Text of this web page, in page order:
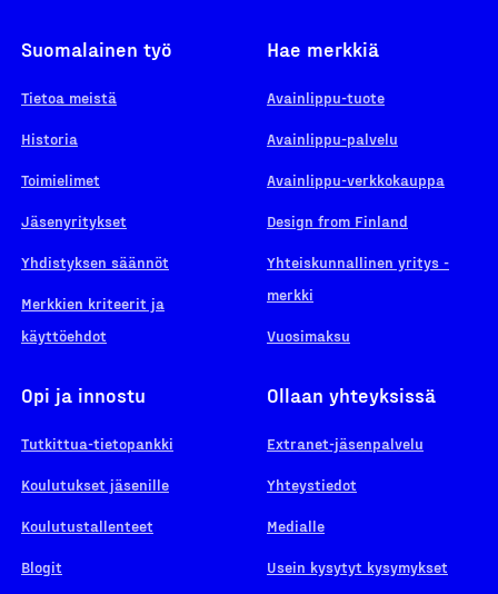
Suomalainen työ
Tietoa meistä
Historia
Toimielimet
Jäsenyritykset
Yhdistyksen säännöt
Merkkien kriteerit ja
käyttöehdot
Hae merkkiä
Avainlippu-tuote
Avainlippu-palvelu
Avainlippu-verkkokauppa
Design from Finland
Yhteiskunnallinen yritys -
merkki
Vuosimaksu
Opi ja innostu
Tutkittua-tietopankki
Koulutukset jäsenille
Koulutustallenteet
Blogit
Ollaan yhteyksissä
Extranet-jäsenpalvelu
Yhteystiedot
Medialle
Usein kysytyt kysymykset